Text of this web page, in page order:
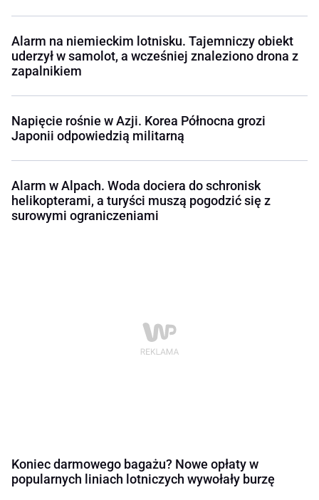
Alarm na niemieckim lotnisku. Tajemniczy obiekt
uderzył w samolot, a wcześniej znaleziono drona z
zapalnikiem
Napięcie rośnie w Azji. Korea Północna grozi
Japonii odpowiedzią militarną
Alarm w Alpach. Woda dociera do schronisk
helikopterami, a turyści muszą pogodzić się z
surowymi ograniczeniami
Koniec darmowego bagażu? Nowe opłaty w
popularnych liniach lotniczych wywołały burzę